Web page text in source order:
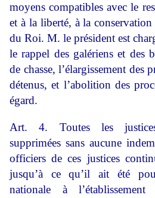
moyens compatibles avec le
et à la liberté, à la
du Roi. M. le président est
le rappel des galériens et des
de chasse, l’élargissement des
détenus, et l’abolition des
égard.
Art. 4. Toutes les
supprimées sans aucune
officiers de ces justices
jusqu’à ce qu’il ait été
nationale à